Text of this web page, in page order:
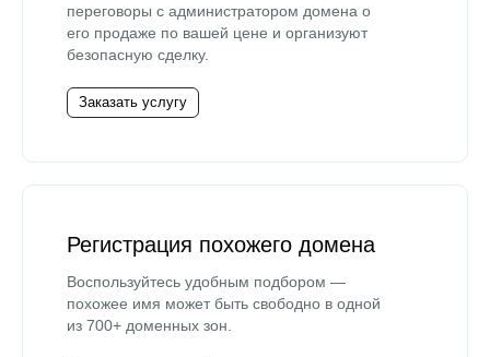
переговоры с администратором домена о
его продаже по вашей цене и организуют
безопасную сделку.
Заказать услугу
Регистрация похожего домена
Воспользуйтесь удобным подбором —
похожее имя может быть свободно в одной
из 700+ доменных зон.